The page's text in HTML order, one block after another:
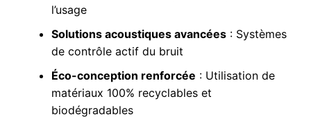
l’usage
Solutions acoustiques avancées: Systèmes
de contrôle actif du bruit
Éco-conception renforcée : Utilisation de
matériaux 100% recyclables et
biodégradables